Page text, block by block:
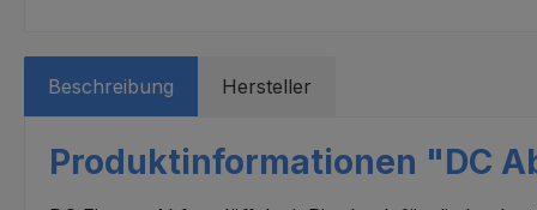
Beschreibung Hersteller
Produktinformationen "DC